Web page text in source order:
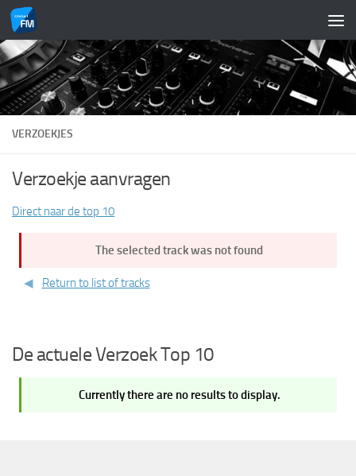
Doorgaan naar inhoud
VERZOEKJES
Verzoekje aanvragen
Direct naar de top 10
The selected track was not found
Return to list of tracks
De actuele Verzoek Top 10
Currently there are no results to display.